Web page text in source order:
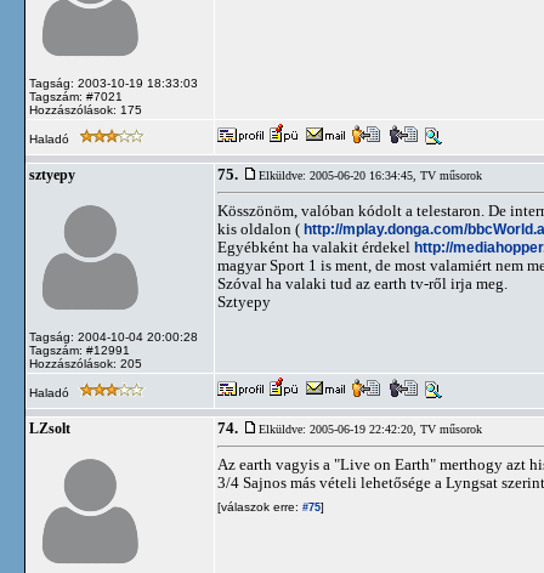
Tagság: 2003-10-19 18:33:03
Tagszám: #7021
Hozzászólások: 175
Haladó
sztyepy
Tagság: 2004-10-04 20:00:28
Tagszám: #12991
Hozzászólások: 205
75. Elküldve: 2005-06-20 16:34:45, TV műsorok
Kösszönöm, valóban kódolt a telestaron. De
kis oldalon ( http://mplay.donga.com/
Egyébként ha valakit érdekel http://
magyar Sport 1 is ment, de most valamiért nem
Szóval ha valaki tud az earth tv-ről irja meg.
Sztyepy
Haladó
LZsolt 74. Elküldve: 2005-06-19 22:42:20, TV műsorok
Az earth vagyis a "Live on Earth" merthogy azt
3/4 Sajnos más vételi lehetősége a Lyngsat
[válaszok erre: #75]